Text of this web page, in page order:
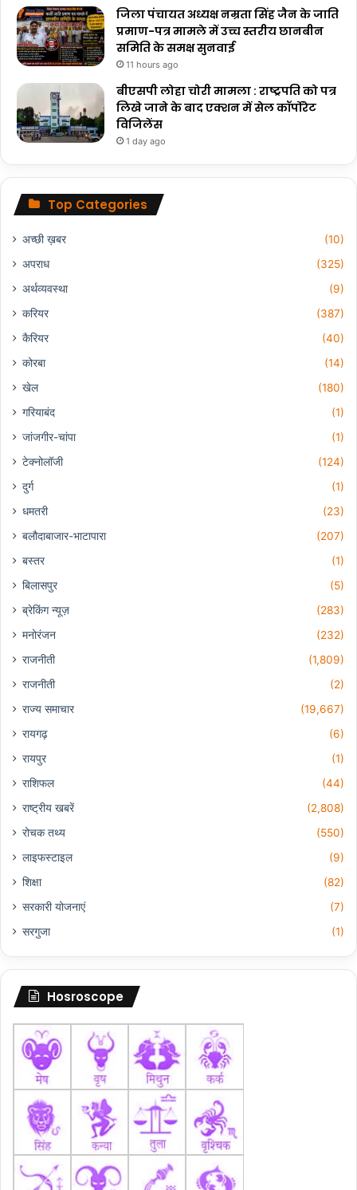
जिला पंचायत अध्यक्ष नम्रता सिंह जैन के जाति
प्रमाण-पत्र मामले में उच्च स्तरीय छानबीन
समिति के समक्ष सुनवाई
11 hours ago
बीएसपी लोहा चोरी मामला : राष्ट्रपति को पत्र
लिखे जाने के बाद एक्शन में सेल कॉर्पोरेट
विजिलेंस
1 day ago
Top Categories
अच्छी ख़बर
(10)
अपराध
(325)
अर्थव्यवस्था
(9)
करियर
(387)
कैरियर
(40)
कोरबा
(14)
खेल
(180)
गरियाबंद
(1)
जांजगीर-चांपा
(1)
टेक्नोलॉजी
(124)
दुर्ग
(1)
धमतरी
(23)
बलौदाबाजार-भाटापारा
(207)
बस्तर
(1)
बिलासपुर
(5)
ब्रेकिंग न्यूज़
(283)
मनोरंजन
(232)
राजनीती
(1,809)
राजनीती
(2)
राज्य समाचार
(19,667)
रायगढ़
(6)
रायपुर
(1)
राशिफल
(44)
राष्ट्रीय खबरें
(2,808)
रोचक तथ्य
(550)
लाइफस्टाइल
(9)
शिक्षा
(82)
सरकारी योजनाएं
(7)
सरगुजा
(1)
Hosroscope